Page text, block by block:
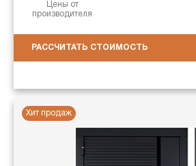
Цены от
производителя
РАССЧИТАТЬ СТОИМОСТЬ
Хит продаж